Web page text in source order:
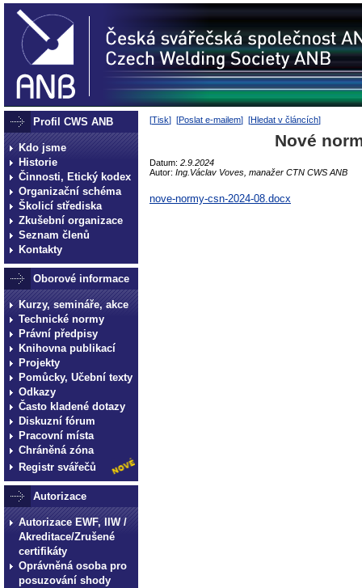
Profil CWS ANB
Kdo jsme
Historie
Činnosti, Etický kodex
Organizační schéma
Školicí střediska
Zkušební organizace
Seznam členů
Kontakty
Oborové informace
Kurzy, semináře, akce
Technické normy
Právní předpisy
Knihovna publikací
Projekty
Pomůcky, Učební texty
Odkazy
Často kladené dotazy
Diskuzní fórum
Pracovní místa
Chráněná zóna
Registr svářečů
Autorizace
Autorizace EWF, IIW /
Akreditace/Zrušené
certifikáty
Oprávněná osoba pro
posuzování shody
[Tisk] [Poslat e-mailem] [Hledat v článcích]
Nové
Datum: 2.9.2024
Autor: Ing.Václav Voves, manažer CTN CWS ANB
nove-normy-csn-2024-08.docx